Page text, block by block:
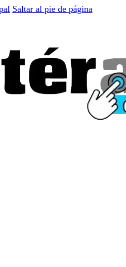
Saltar al pie de página